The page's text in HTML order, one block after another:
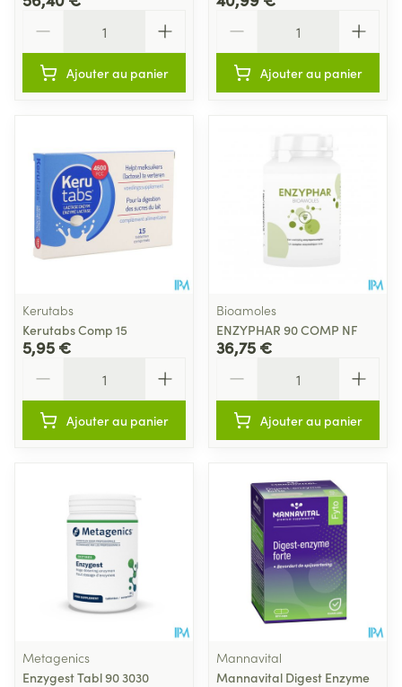
Ajouter au panier Ajouter au panier
Kerutabs
Kerutabs Comp 15
5,95 €
Ajouter au panier
Bioamoles
ENZYPHAR 90 COMP NF
36,75 €
Ajouter au panier
Metagenics
Enzygest Tabl 90 3030
Mannavital
Mannavital Digest Enzyme